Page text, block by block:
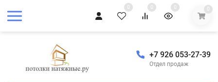
0 0 0 0
+7 926 053-27-39
Отдел продаж